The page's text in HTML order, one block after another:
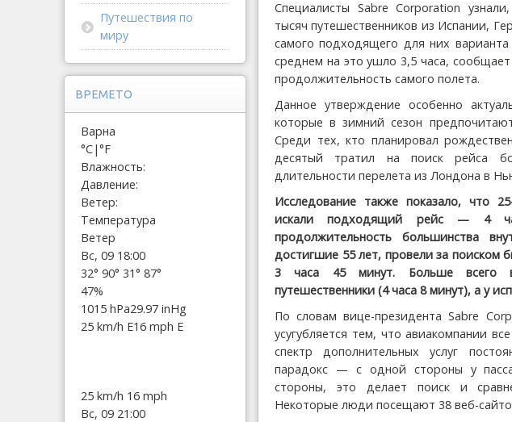
Специалисты Sabre Corporation
тысяч путешественников из Испании,
самого подходящего для них
среднем на это ушло 3,5 часа,
продолжительность самого полета.
Данное утверждение особенно
которые в зимний сезон
Среди тех, кто планировал
десятый тратил на поиск рейса
длительности перелета из Лондона в
Исследование также показало, что
искали подходящий рейс — 4
продолжительность большинства
достигшие 55 лет, провели за поиском
3 часа 45 минут. Больше всего
путешественники (4 часа 8 минут), а у
По словам вице-президента Sabre
усугубляется тем, что авиакомпании
спектр дополнительных услуг
парадокс — с одной стороны у
стороны, это делает поиск и
Некоторые люди посещают 38 веб-
Путешествия по
миру
ВРЕМЕТО
Варна
°C|°F
Влажность:
Давление:
Ветер:
Температура
Ветер
Вс, 09 18:00
32° 90° 31° 87°
47%
1015 hPa29.97 inHg
25 km/h E16 mph E
25 km/h 16 mph
Вс, 09 21:00